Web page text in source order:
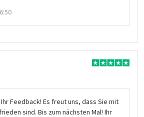
Feedback! Es freut uns, dass Sie mit
sind. Bis zum nächsten Mal! Ihr